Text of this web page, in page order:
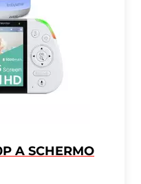
A SCHERMO